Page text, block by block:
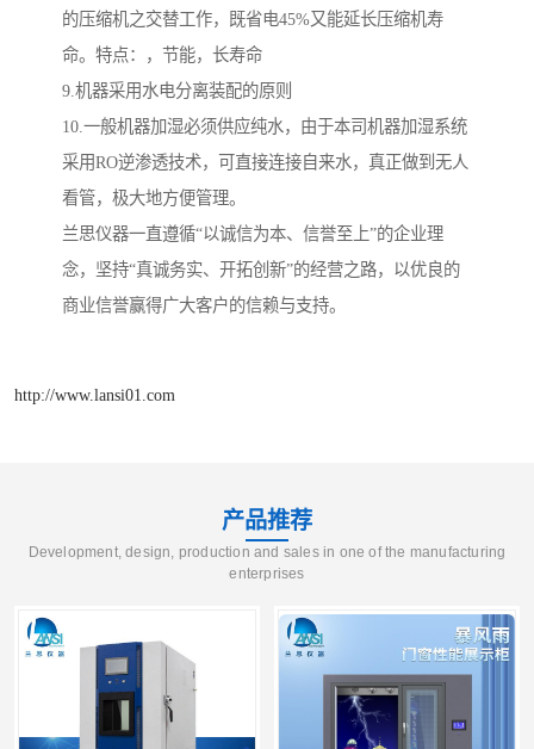
的压缩机之交替工作，既省电45%又能延长压缩机寿
命。特点：，节能，长寿命
9.机器采用水电分离装配的原则
10.一般机器加湿必须供应纯水，由于本司机器加湿系统
采用RO逆渗透技术，可直接连接自来水，真正做到无人
看管，极大地方便管理。
兰思仪器一直遵循“以诚信为本、信誉至上”的企业理
念，坚持“真诚务实、开拓创新”的经营之路，以优良的
商业信誉赢得广大客户的信赖与支持。
http://www.lansi01.com
产品推荐
Development, design, production and sales in one of the manufacturing
enterprises